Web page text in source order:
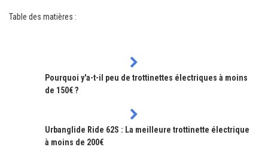
Table des matières :
Pourquoi y'a-t-il peu de trottinettes électriques à moins
de 150€ ?
Urbanglide Ride 62S : La meilleure trottinette électrique
à moins de 200€